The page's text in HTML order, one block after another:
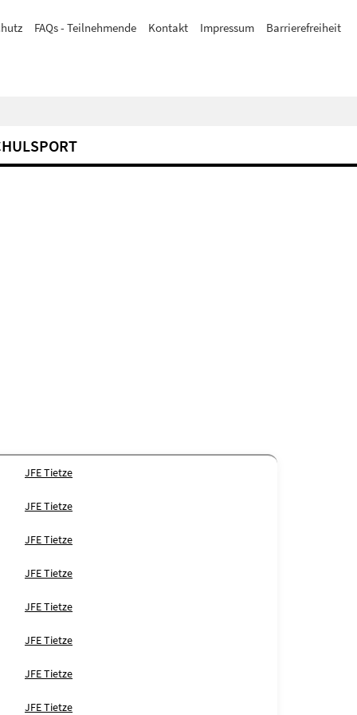
FAQs - Teilnehmende Kontakt Impressum Barrierefreiheit
JFE Tietze
JFE Tietze
JFE Tietze
JFE Tietze
JFE Tietze
JFE Tietze
JFE Tietze
JFE Tietze